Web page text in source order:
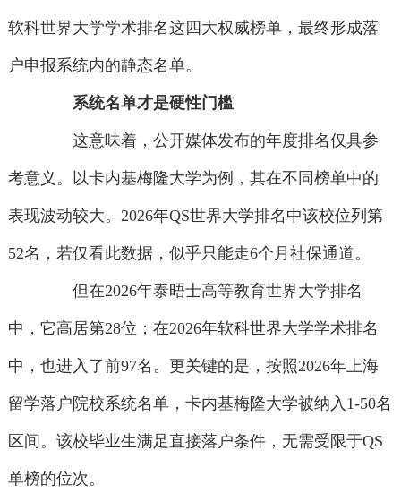
软科世界大学学术排名这四大权威榜单，最终形成落
户申报系统内的静态名单。
系统名单才是硬性门槛
这意味着，公开媒体发布的年度排名仅具参
考意义。以卡内基梅隆大学为例，其在不同榜单中的
表现波动较大。2026年QS世界大学排名中该校位列第
52名，若仅看此数据，似乎只能走6个月社保通道。
但在2026年泰晤士高等教育世界大学排名
中，它高居第28位；在2026年软科世界大学学术排名
中，也进入了前97名。更关键的是，按照2026年上海
留学落户院校系统名单，卡内基梅隆大学被纳入1-50名
区间。该校毕业生满足直接落户条件，无需受限于QS
单榜的位次。